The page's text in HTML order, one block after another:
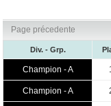
Page précedente
Div. - Grp.
Champion - A
Champion - A